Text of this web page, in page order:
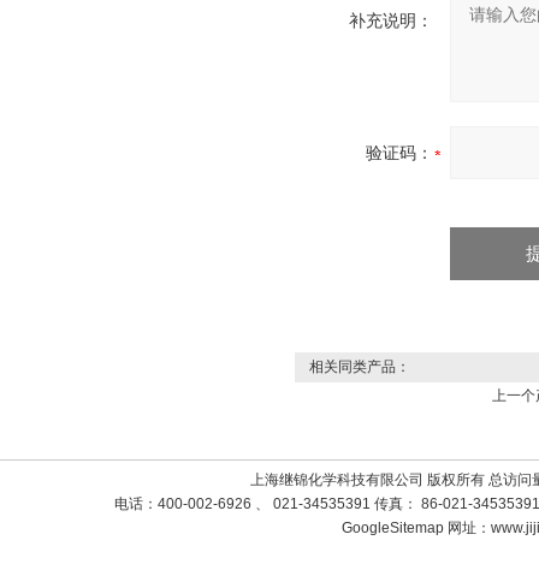
补充说明：
验证码：
相关同类产品：
上一个
上海继锦化学科技有限公司 版权所有 总访问
电话：400-002-6926 、 021-34535391 传真： 86-021-
GoogleSitemap 网址：